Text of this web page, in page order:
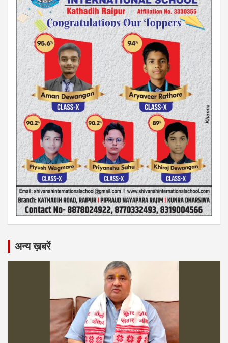
अन्य ख़बरें